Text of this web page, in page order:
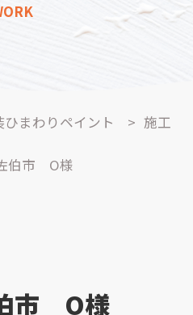
まわりペイント > 施工
伯市 O様
市 O様